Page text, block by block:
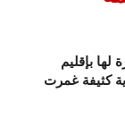
بإقليم
مطرية كثيفة غمرت